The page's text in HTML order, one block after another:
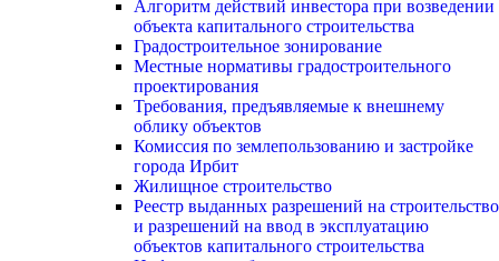
Алгоритм действий инвестора при возведении
объекта капитального строительства
Градостроительное зонирование
Местные нормативы градостроительного
проектирования
Требования, предъявляемые к внешнему
облику объектов
Комиссия по землепользованию и застройке
города Ирбит
Жилищное строительство
Реестр выданных разрешений на строительство
и разрешений на ввод в эксплуатацию
объектов капитального строительства